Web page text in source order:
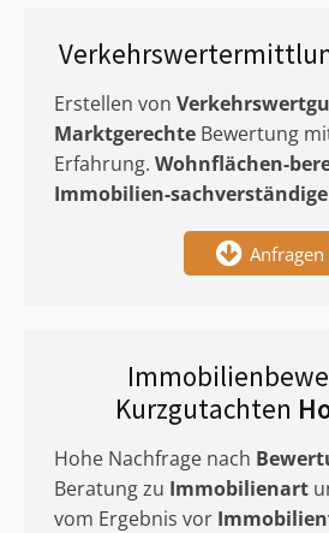
Erstellen von
Marktgerechte Bewertung
Erfahrung. Wohnflächen-
Immobilien-
Anfragen
Kurzgutachten
Hohe Nachfrage nach
Beratung zu Immobilienart
vom Ergebnis vor